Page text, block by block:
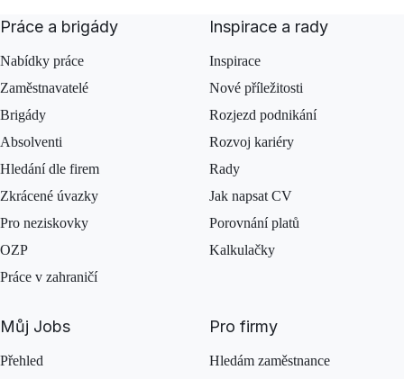
Práce a brigády
Nabídky práce
Zaměstnavatelé
Brigády
Absolventi
Hledání dle firem
Zkrácené úvazky
Pro neziskovky
OZP
Práce v zahraničí
Inspirace a rady
Inspirace
Nové příležitosti
Rozjezd podnikání
Rozvoj kariéry
Rady
Jak napsat CV
Porovnání platů
Kalkulačky
Můj Jobs
Přehled
Pro firmy
Hledám zaměstnance